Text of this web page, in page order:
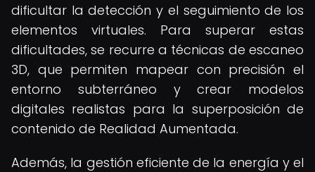
dificultar la detección y el seguimiento de los
elementos virtuales. Para superar estas
dificultades, se recurre a técnicas de escaneo
3D, que permiten mapear con precisión el
entorno subterráneo y crear modelos
digitales realistas para la superposición de
contenido de Realidad Aumentada.
Además, la gestión eficiente de la energía y el